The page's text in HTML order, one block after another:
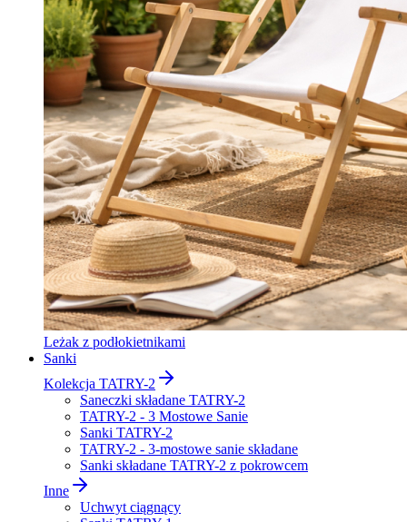
Leżak z podłokietnikami
Sanki
Kolekcja TATRY-2
Saneczki składane TATRY-2
TATRY-2 - 3 Mostowe Sanie
Sanki TATRY-2
TATRY-2 - 3-mostowe sanie składane
Sanki składane TATRY-2 z pokrowcem
Inne
Uchwyt ciągnący